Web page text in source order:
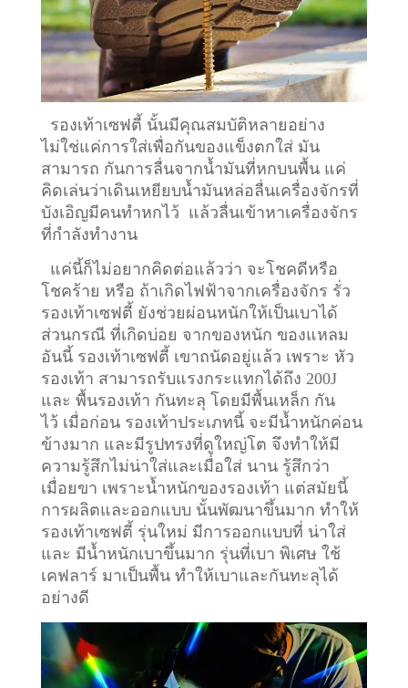
รองเท้าเซฟตี้ นั้นมีคุณสมบัติหลายอย่าง
ไม่ใช่แค่การใส่เพื่อกันของแข็งตกใส่ มัน
สามารถ กันการลื่นจากน้ำมันที่หกบนพื้น แค่
คิดเล่นว่าเดินเหยียบน้ำมันหล่อลื่นเครื่องจักรที่
บังเอิญมีคนทำหกไว้ แล้วลื่นเข้าหาเครื่องจักร
ที่กำลังทำงาน
แค่นี้ก็ไม่อยากคิดต่อแล้วว่า จะโชคดีหรือ
โชคร้าย หรือ ถ้าเกิดไฟฟ้าจากเครื่องจักร รั่ว
รองเท้าเซฟตี้ ยังช่วยผ่อนหนักให้เป็นเบาได้
ส่วนกรณี ที่เกิดบ่อย จากของหนัก ของแหลม
อันนี้ รองเท้าเซฟตี้ เขาถนัดอยู่แล้ว เพราะ หัว
รองเท้า สามารถรับแรงกระแทกได้ถึง 200J
และ พื้นรองเท้า กันทะลุ โดยมีพื้นเหล็ก กัน
ไว้ เมื่อก่อน รองเท้าประเภทนี้ จะมีน้ำหนักค่อน
ข้างมาก และมีรูปทรงที่ดูใหญ่โต จึงทำให้มี
ความรู้สึกไม่น่าใส่และเมื่อใส่ นาน รู้สึกว่า
เมื่อยขา เพราะน้ำหนักของรองเท้า แต่สมัยนี้
การผลิตและออกแบบ นั้นพัฒนาขึ้นมาก ทำให้
รองเท้าเซฟตี้ รุ่นใหม่ มีการออกแบบที่ น่าใส่
และ มีน้ำหนักเบาขึ้นมาก รุ่นที่เบา พิเศษ ใช้
เคฟลาร์ มาเป็นพื้น ทำให้เบาและกันทะลุได้
อย่างดี